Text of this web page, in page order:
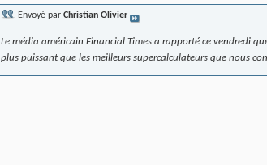
Envoyé par Christian Olivier
Le média américain Financial Times a rapporté ce vendredi
plus puissant que les meilleurs supercalculateurs que nous